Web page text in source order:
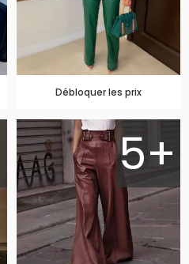
Débloquer les prix
5+